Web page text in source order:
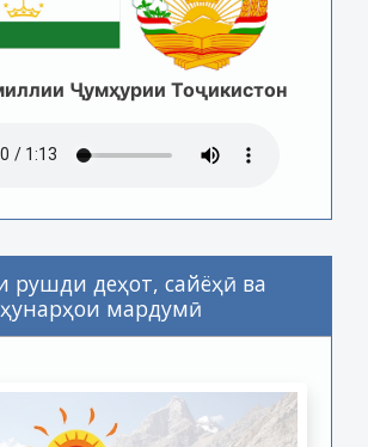
Ҷумҳурии Тоҷикистон
рушди деҳот, сайёҳӣ ва
ҳунарҳои мардумӣ